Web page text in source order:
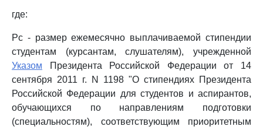
где:
Pc - размер ежемесячно выплачиваемой стипендии
студентам (курсантам, слушателям), учрежденной
Указом Президента Российской Федерации от 14
сентября 2011 г. N 1198 "О стипендиях Президента
Российской Федерации для студентов и аспирантов,
обучающихся по направлениям подготовки
(специальностям), соответствующим приоритетным